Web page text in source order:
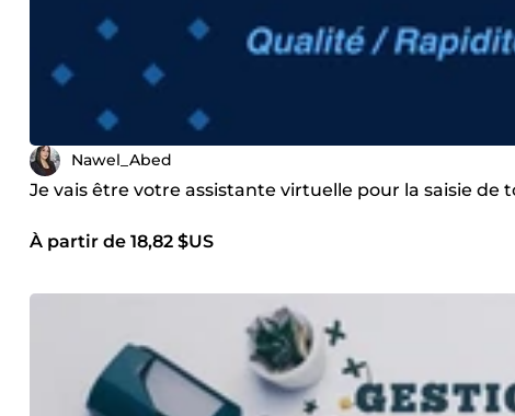
Nawel_Abed
Je vais être votre assistante virtuelle pour la saisie de
À partir de 18,82 $US